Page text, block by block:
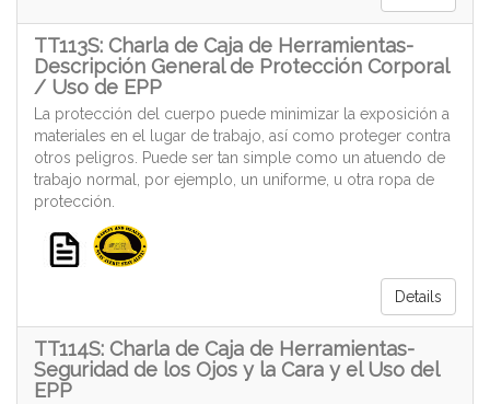
TT113S: Charla de Caja de Herramientas-
Descripción General de Protección Corporal
/ Uso de EPP
La protección del cuerpo puede minimizar la exposición a
materiales en el lugar de trabajo, así como proteger contra
otros peligros. Puede ser tan simple como un atuendo de
trabajo normal, por ejemplo, un uniforme, u otra ropa de
protección.
Details
TT114S: Charla de Caja de Herramientas-
Seguridad de los Ojos y la Cara y el Uso del
EPP